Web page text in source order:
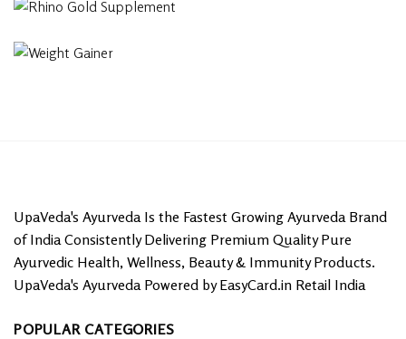
UpaVeda's Ayurveda Is the Fastest Growing Ayurveda Brand
of India Consistently Delivering Premium Quality Pure
Ayurvedic Health, Wellness, Beauty & Immunity Products.
UpaVeda's Ayurveda Powered by EasyCard.in Retail India
POPULAR CATEGORIES